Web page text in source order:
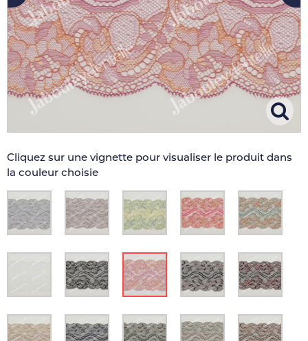
Cliquez sur une vignette pour visualiser le produit dans
la couleur choisie